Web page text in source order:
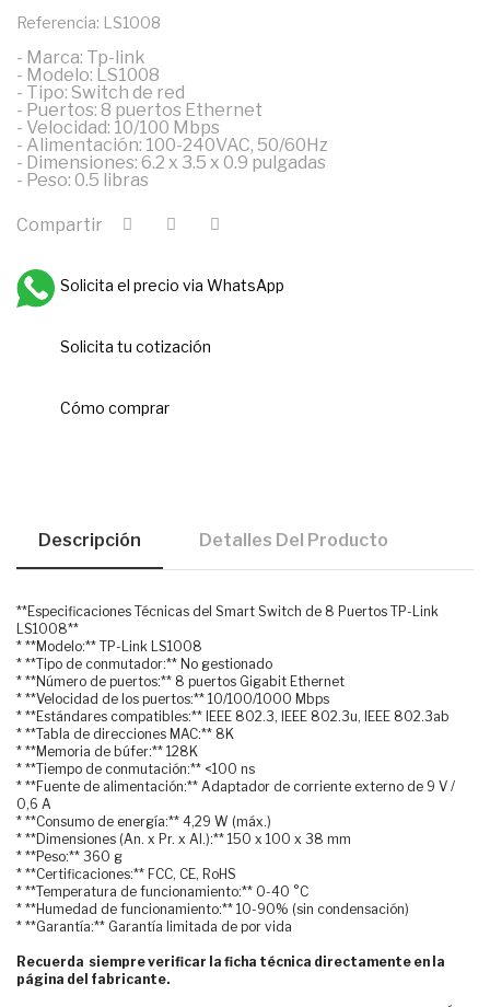
Referencia: LS1008
- Marca: Tp-link
- Modelo: LS1008
- Tipo: Switch de red
- Puertos: 8 puertos Ethernet
- Velocidad: 10/100 Mbps
- Alimentación: 100-240VAC, 50/60Hz
- Dimensiones: 6.2 x 3.5 x 0.9 pulgadas
- Peso: 0.5 libras
Compartir
Solicita el precio via WhatsApp
Solicita tu cotización
Cómo comprar
Descripción Detalles Del Producto
**Especificaciones Técnicas del Smart Switch de 8 Puertos TP-Link
LS1008**
* **Modelo:** TP-Link LS1008
* **Tipo de conmutador:** No gestionado
* **Número de puertos:** 8 puertos Gigabit Ethernet
* **Velocidad de los puertos:** 10/100/1000 Mbps
* **Estándares compatibles:** IEEE 802.3, IEEE 802.3u, IEEE 802.3ab
* **Tabla de direcciones MAC:** 8K
* **Memoria de búfer:** 128K
* **Tiempo de conmutación:** <100 ns
* **Fuente de alimentación:** Adaptador de corriente externo de 9 V /
0,6 A
* **Consumo de energía:** 4,29 W (máx.)
* **Dimensiones (An. x Pr. x Al.):** 150 x 100 x 38 mm
* **Peso:** 360 g
* **Certificaciones:** FCC, CE, RoHS
* **Temperatura de funcionamiento:** 0-40 °C
* **Humedad de funcionamiento:** 10-90% (sin condensación)
* **Garantía:** Garantía limitada de por vida
Recuerda siempre verificar la ficha técnica directamente en la
página del fabricante.